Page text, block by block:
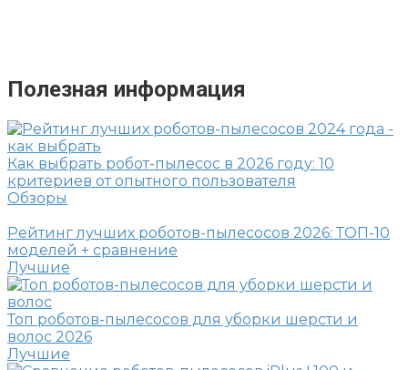
Полезная информация
Как выбрать робот-пылесос в 2026 году: 10
критериев от опытного пользователя
Обзоры
Рейтинг лучших роботов-пылесосов 2026: ТОП-10
моделей + сравнение
Лучшие
Топ роботов-пылесосов для уборки шерсти и
волос 2026
Лучшие